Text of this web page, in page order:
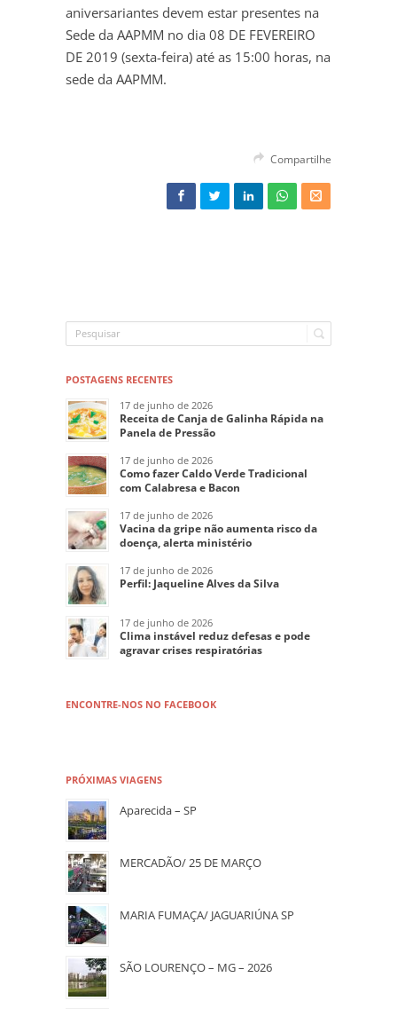
aniversariantes devem estar presentes na
Sede da AAPMM no dia 08 DE FEVEREIRO
DE 2019 (sexta-feira) até as 15:00 horas, na
sede da AAPMM.
Compartilhe
POSTAGENS RECENTES
17 de junho de 2026
Receita de Canja de Galinha Rápida na
Panela de Pressão
17 de junho de 2026
Como fazer Caldo Verde Tradicional
com Calabresa e Bacon
17 de junho de 2026
Vacina da gripe não aumenta risco da
doença, alerta ministério
17 de junho de 2026
Perfil: Jaqueline Alves da Silva
17 de junho de 2026
Clima instável reduz defesas e pode
agravar crises respiratórias
ENCONTRE-NOS NO FACEBOOK
PRÓXIMAS VIAGENS
Aparecida – SP
MERCADÃO/ 25 DE MARÇO
MARIA FUMAÇA/ JAGUARIÚNA SP
SÃO LOURENÇO – MG – 2026